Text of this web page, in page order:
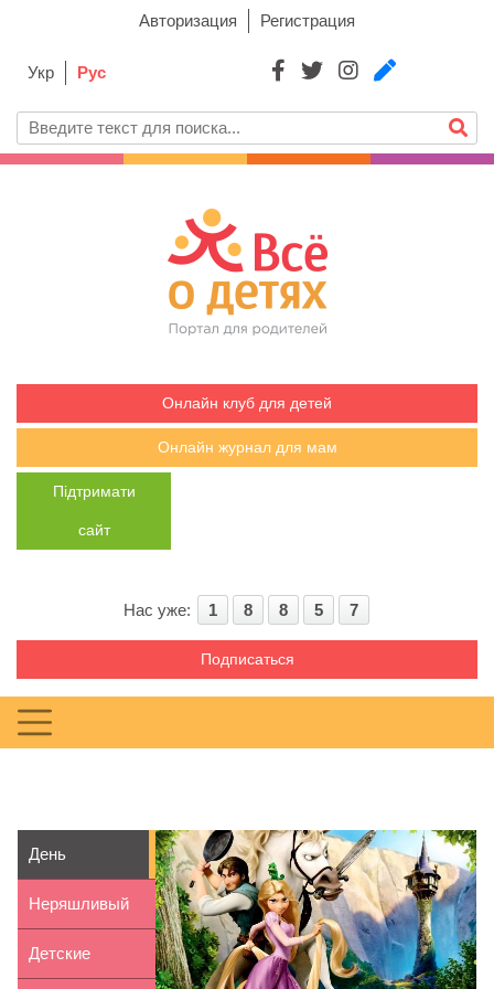
Авторизация Регистрация
Укр Рус
Онлайн клуб для детей
Онлайн журнал для мам
Підтримати
сайт
Нас уже: 1 8 8 5 7
Подписаться
День
рождения в
стиле
Неряшливый
ребенок:
Детские